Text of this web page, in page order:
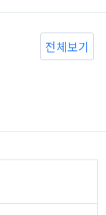
전체보기